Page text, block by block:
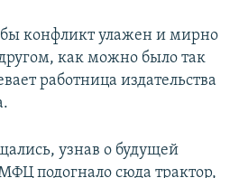
бы конфликт улажен и мирно
как можно было так
работница издательства
узнав о будущей
подогнало сюда трактор,